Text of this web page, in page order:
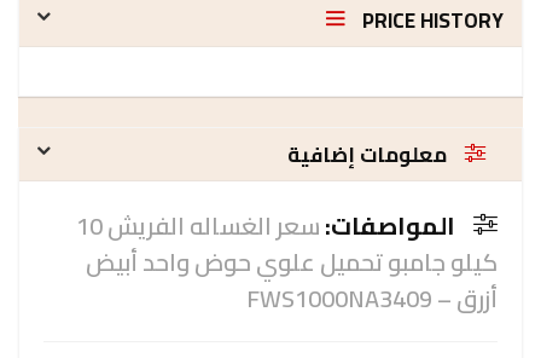
PRICE HISTORY
معلومات إضافية
المواصفات:
سعر الغساله الفريش 10
كيلو جامبو تحميل علوي حوض واحد أبيض
أزرق – FWS1000NA3409